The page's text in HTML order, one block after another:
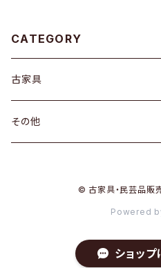
CATEGORY
古家具
箪笥
その他
© 古家具・民芸品販
Powered
ショップ